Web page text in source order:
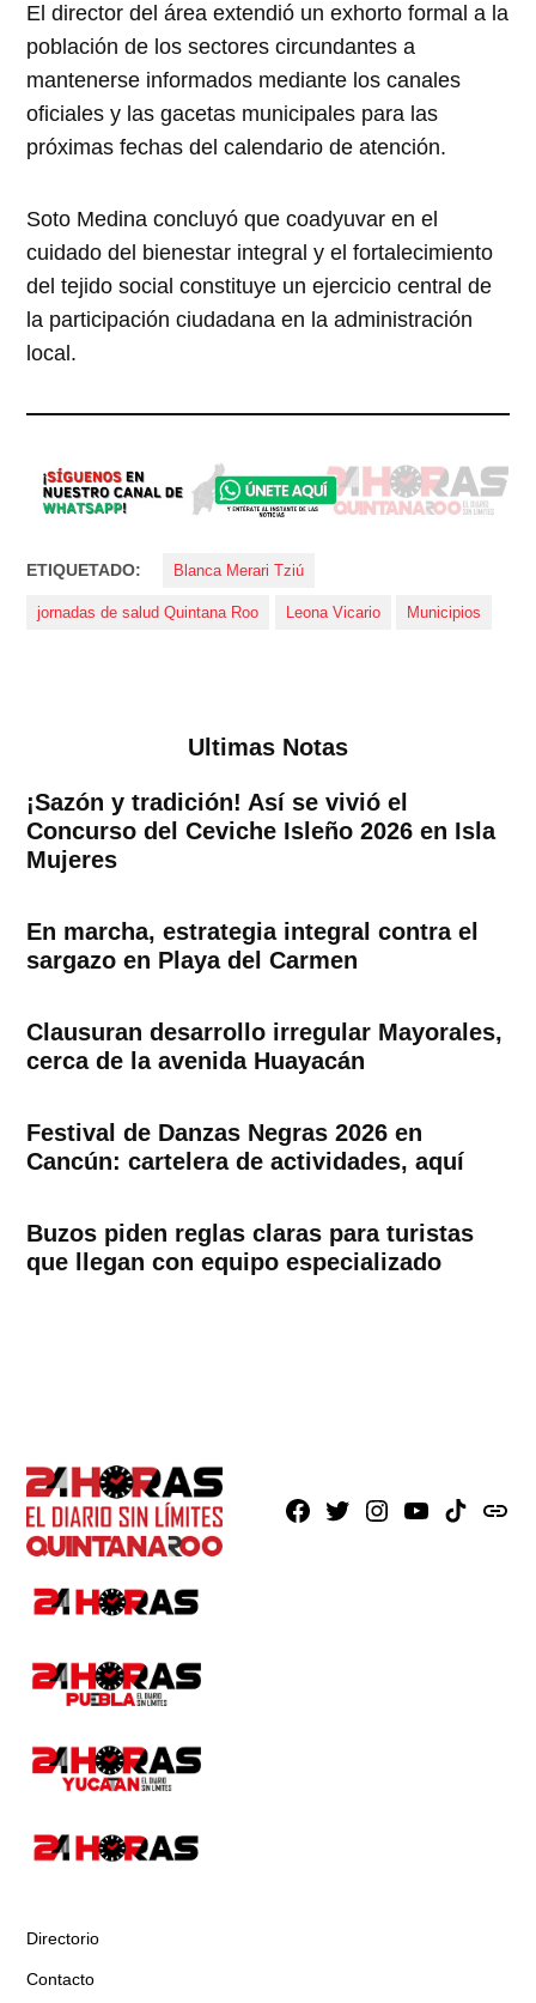
El director del área extendió un exhorto formal a la
población de los sectores circundantes a
mantenerse informados mediante los canales
oficiales y las gacetas municipales para las
próximas fechas del calendario de atención.
Soto Medina concluyó que coadyuvar en el
cuidado del bienestar integral y el fortalecimiento
del tejido social constituye un ejercicio central de
la participación ciudadana en la administración
local.
ETIQUETADO: Blanca Merari Tziú
jornadas de salud Quintana Roo Leona Vicario Municipios
Ultimas Notas
¡Sazón y tradición! Así se vivió el
Concurso del Ceviche Isleño 2026 en Isla
Mujeres
En marcha, estrategia integral contra el
sargazo en Playa del Carmen
Clausuran desarrollo irregular Mayorales,
cerca de la avenida Huayacán
Festival de Danzas Negras 2026 en
Cancún: cartelera de actividades, aquí
Buzos piden reglas claras para turistas
que llegan con equipo especializado
Facebook
X Instagram
YoutubeTikTokissuu
Directorio
Contacto